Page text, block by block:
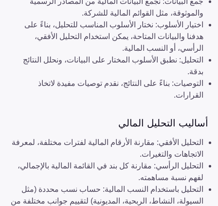
والموثوقة، مثل القوائم المالية للشركة.
اختيار الأسلوب: نختار الأسلوب المناسب للتحليل، بناءً على
هدفنا والبيانات المتاحة، يمكن استخدام التحليل الأفقي،
الرأسي، أو النسب المالية.
التحليل: نطبق الأسلوب المختار على البيانات، ونحلل النتائج
بدقة.
التوصيات: بناءً على النتائج، نقدم توصيات مفيدة لاتخاذ
القرارات.
أساليب التحليل المالي
التحليل الأفقي: مقارنة الأرقام المالية لفترات مختلفة، لمعرفة
الاتجاهات والتغيرات.
التحليل الرأسي: مقارنة كل بند في القائمة المالية بالإجمالي،
لفهم نسبة مساهمته.
التحليل باستخدام النسب المالية: حساب نسب محددة (مثل
السيولة، النشاط، الربحية، المديونية) لتقييم جوانب مختلفة من